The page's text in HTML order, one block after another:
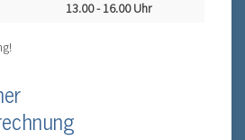
13.00 - 16.00 Uhr